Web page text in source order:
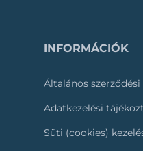
INFORMÁCIÓK
Általános
Adatkezelési
Süti (cookies)